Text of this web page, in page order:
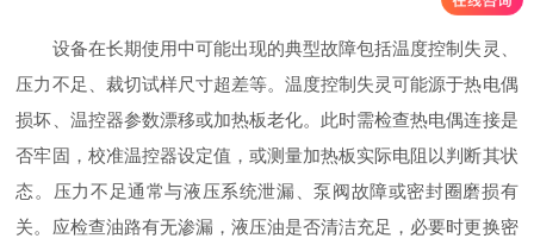
设备在长期使用中可能出现的典型故障包括温度控制失灵、
压力不足、裁切试样尺寸超差等。温度控制失灵可能源于热电偶
损坏、温控器参数漂移或加热板老化。此时需检查热电偶连接是
否牢固，校准温控器设定值，或测量加热板实际电阻以判断其状
态。压力不足通常与液压系统泄漏、泵阀故障或密封圈磨损有
关。应检查油路有无渗漏，液压油是否清洁充足，必要时更换密